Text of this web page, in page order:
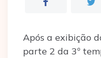
Após a exibição
parte 2 da 3º